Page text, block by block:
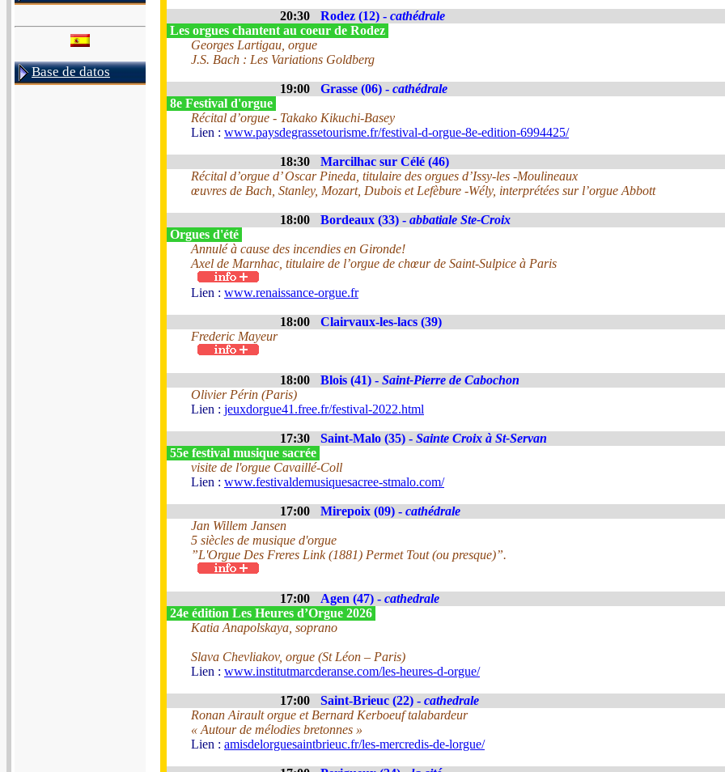
Base de datos
20:30 Rodez (12) - cathédrale
Les orgues chantent au coeur de Rodez
Georges Lartigau, orgue
J.S. Bach : Les Variations Goldberg
19:00 Grasse (06) - cathédrale
8e Festival d'orgue
Récital d’orgue - Takako Kikuchi-Basey
Lien : www.paysdegrassetourisme.fr/festival-d-orgue-8e-edition-6994425/
18:30
Marcilhac sur Célé (46)
Récital d’orgue d’ Oscar Pineda, titulaire des orgues d’Issy-les -Moulineaux
œuvres de Bach, Stanley, Mozart, Dubois et Lefèbure -Wély, interprétées sur l’orgue Abbott
18:00 Bordeaux (33) - abbatiale Ste-Croix
Orgues d'été
Annulé à cause des incendies en Gironde!
Axel de Marnhac, titulaire de l’orgue de chœur de Saint-Sulpice à Paris
Lien : www.renaissance-orgue.fr
18:00
Clairvaux-les-lacs (39)
Frederic Mayeur
18:00 Blois (41) - Saint-Pierre de Cabochon
Olivier Périn (Paris)
Lien : jeuxdorgue41.free.fr/festival-2022.html
17:30 Saint-Malo (35) - Sainte Croix à St-Servan
55e festival musique sacrée
visite de l'orgue Cavaillé-Coll
Lien : www.festivaldemusiquesacree-stmalo.com/
17:00 Mirepoix (09) - cathédrale
Jan Willem Jansen
5 siècles de musique d'orgue
”L'Orgue Des Freres Link (1881) Permet Tout (ou presque)”.
17:00 Agen (47) - cathedrale
24e édition Les Heures d’Orgue 2026
Katia Anapolskaya, soprano
Slava Chevliakov, orgue (St Léon – Paris)
Lien : www.institutmarcderanse.com/les-heures-d-orgue/
17:00 Saint-Brieuc (22) - cathedrale
Ronan Airault orgue et Bernard Kerboeuf talabardeur
« Autour de mélodies bretonnes »
Lien : amisdelorguesaintbrieuc.fr/les-mercredis-de-lorgue/